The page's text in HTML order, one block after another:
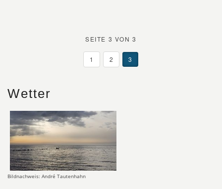
SEITE 3 VON 3
1 2 3
Wetter
Bildnachweis: André Tautenhahn